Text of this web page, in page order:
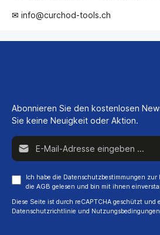
✉ info@curchod-tools.ch
Abonnieren Sie den kostenlosen
Sie keine Neuigkeit oder Aktion.
E-Mail-Adresse*
Ich habe die Datenschutzbestimmungen zur
die AGB gelesen und bin mit ihnen
Diese Seite ist durch reCAPTCHA geschützt und
Datenschutzrichtlinie und Nutzungsbedingungen